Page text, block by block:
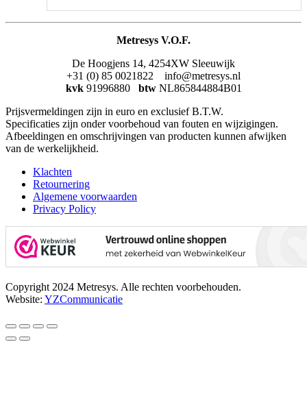
Metresys V.O.F.
De Hoogjens 14, 4254XW Sleeuwijk
+31 (0) 85 0021822 info@metresys.nl
kvk 91996880 btw NL865844884B01
Prijsvermeldingen zijn in euro en exclusief B.T.W.
Specificaties zijn onder voorbehoud van fouten en wijzigingen.
Afbeeldingen en omschrijvingen van producten kunnen afwijken
van de werkelijkheid.
Klachten
Retournering
Algemene voorwaarden
Privacy Policy
Copyright 2024 Metresys. Alle rechten voorbehouden.
Website: YZCommunicatie